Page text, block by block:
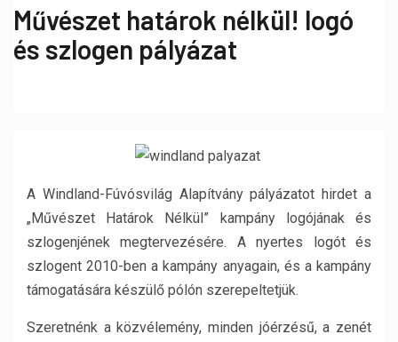
Művészet határok nélkül! logó
és szlogen pályázat
A Windland-Fúvósvilág Alapítvány pályázatot hirdet a
„Művészet Határok Nélkül” kampány logójának és
szlogenjének megtervezésére. A nyertes logót és
szlogent 2010-ben a kampány anyagain, és a kampány
támogatására készülő pólón szerepeltetjük.
Szeretnénk a közvélemény, minden jóérzésű, a zenét